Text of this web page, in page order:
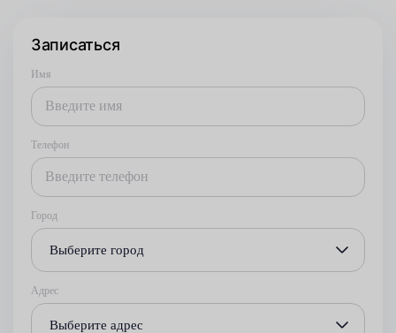
Записаться
Имя
Телефон
Город
Выберите город
Адрес
Выберите адрес